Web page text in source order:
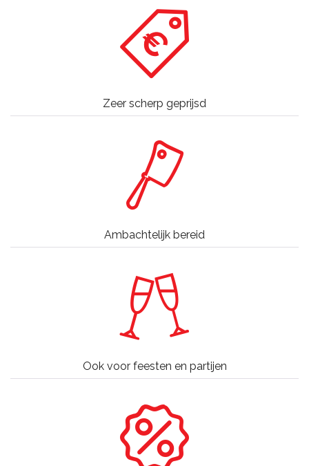
Zeer scherp geprijsd
Ambachtelijk bereid
Ook voor feesten en partijen